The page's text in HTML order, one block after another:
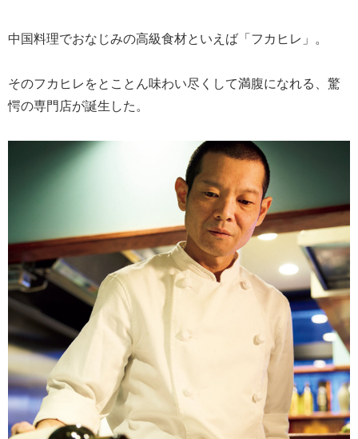
中国料理でおなじみの高級食材といえば「フカヒレ」。
そのフカヒレをとことん味わい尽くして満腹になれる、驚
愕の専門店が誕生した。